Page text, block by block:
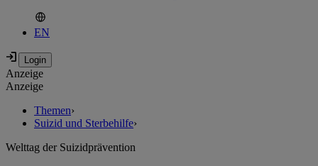
EN
Anzeige
Anzeige
Themen›
Suizid und Sterbehilfe›
Welttag der Suizidprävention